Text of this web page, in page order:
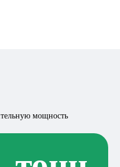
мощность